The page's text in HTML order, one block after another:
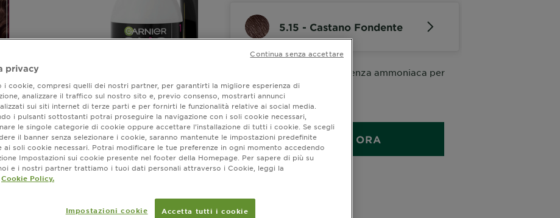
SLIDE 1SLIDE 2
5.15 - Castano Fondente
Colorazione permanente senza ammoniaca per
una fragranza delicata
FORMATO 1 KIT
ACQUISTA ORA
privacy
i cookie, compresi quelli dei nostri partner, per garantirti la migliore esperienza di
analizzare il traffico sul nostro sito e, previo consenso, mostrarti annunci
sui siti internet di terze parti e per fornirti le funzionalità relative ai social media.
i pulsanti sottostanti potrai proseguire la navigazione con i soli cookie necessari,
le singole categorie di cookie oppure accettare l’installazione di tutti i cookie. Se scegli
il banner senza selezionare i cookie, saranno mantenute le impostazioni predefinite
ai soli cookie necessari. Potrai modificare le tue preferenze in ogni momento accedendo
Impostazioni sui cookie presente nel footer della Homepage. Per sapere di più su
e i nostri partner trattiamo i tuoi dati personali attraverso i Cookie, leggi la
Cookie Policy.
Impostazioni cookie Accetta tutti i cookie
Continua senza accettare